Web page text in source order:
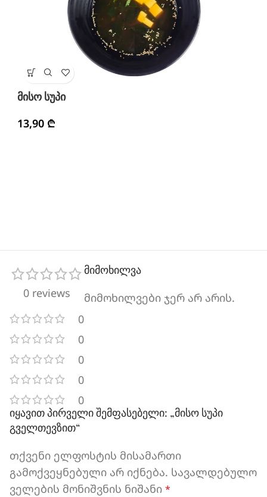
მისო სუპი
13,90 ₾
0 reviews
0
0
0
0
0
მიმოხილვა
მიმოხილვები ჯერ არ არის.
იყავით პირველი შემფასებელი: „მისო სუპი
გველთევზით“
თქვენი ელფოსტის მისამართი
გამოქვეყნებული არ იქნება. სავალდებულო
ველების მონიშვნის ნიშანი *